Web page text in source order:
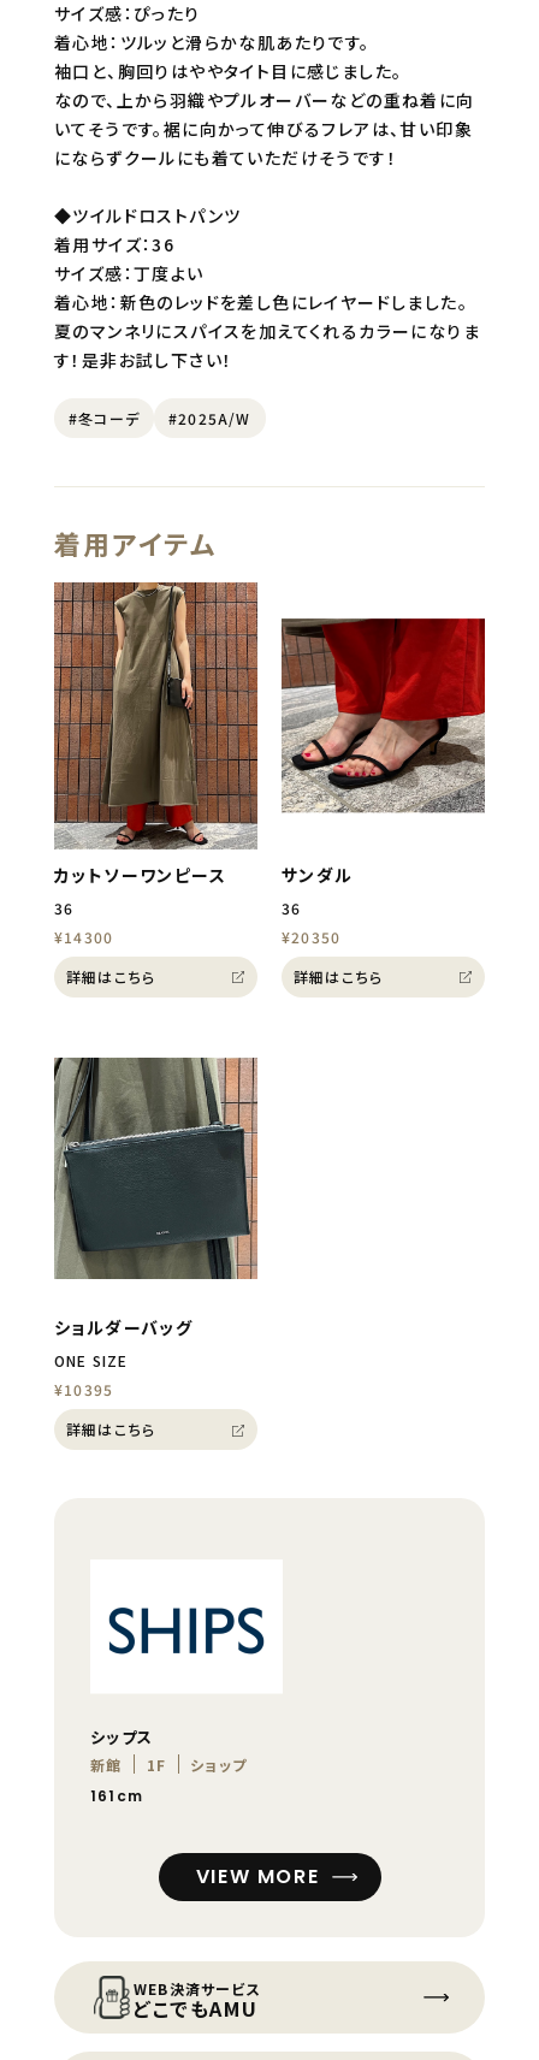
サイズ感：ぴったり
着心地：ツルッと滑らかな肌あたりです。
袖口と、胸回りはややタイト目に感じました。
なので、上から羽織やプルオーバーなどの重ね着に向
いてそうです。裾に向かって伸びるフレアは、甘い印象
にならずクールにも着ていただけそうです！
◆ツイルドロストパンツ
着用サイズ：36
サイズ感：丁度よい
着心地：新色のレッドを差し色にレイヤードしました。
夏のマンネリにスパイスを加えてくれるカラーになりま
す！是非お試し下さい！
#冬コーデ #2025A/W
着用アイテム
カットソーワンピース
36
¥14300
詳細はこちら
サンダル
36
¥20350
詳細はこちら
ショルダーバッグ
ONE SIZE
¥10395
詳細はこちら
シップス
新館 1F
ショップ
161cm
VIEW MORE
WEB決済サービス
どこでもAMU